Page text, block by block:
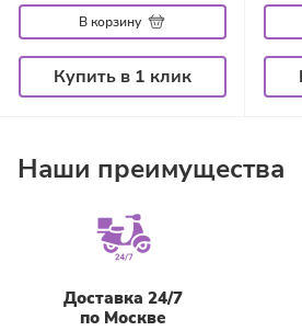
В корзину
Купить в 1 клик
Наши преимущества
Доставка 24/7
по Москве